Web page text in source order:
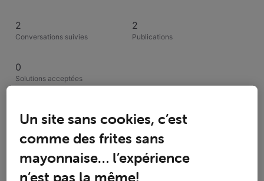
2
Conversations suivies
2
Publications
0
Solutions acceptées
Toutesles activités
Selected
Un site sans cookies, c’est
comme des frites sans
mayonnaise… l’expérience
n’est pas la même!